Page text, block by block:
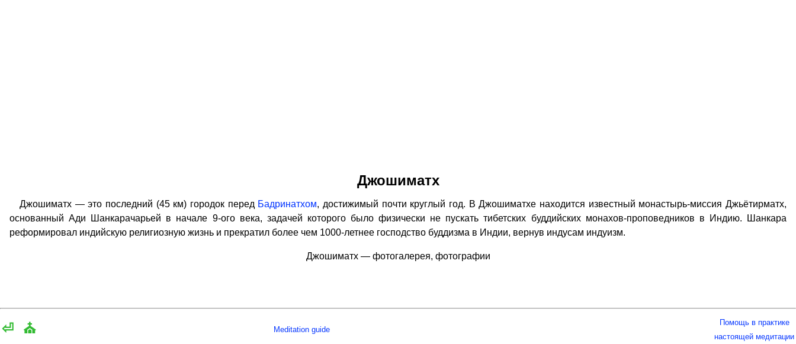
Джошиматх
Джошиматх — это последний (45 км) городок перед Бадринатхом, достижимый почти круглый год. В Джошиматхе находится известный монастырь-миссия Джьётирматх,
основанный Ади Шанкарачарьей в начале 9-ого века, задачей которого было физически не пускать тибетских буддийских монахов-проповедников в Индию. Шанкара
реформировал индийскую религиозную жизнь и прекратил более чем 1000-летнее господство буддизма в Индии, вернув индусам индуизм.
Джошиматх — фотогалерея, фотографии
⏎ ⛪ Meditation guide
Помощь в практике
настоящей медитации